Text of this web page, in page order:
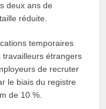
deux ans de
réduite.
temporaires
étrangers
de recruter
le biais du registre
de 10 %.